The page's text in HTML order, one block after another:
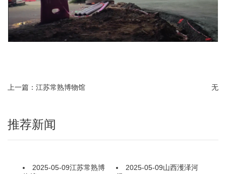
上一篇：江苏常熟博物馆 无
推荐新闻
2025-05-09江苏常熟博
2025-05-09山西濩泽河